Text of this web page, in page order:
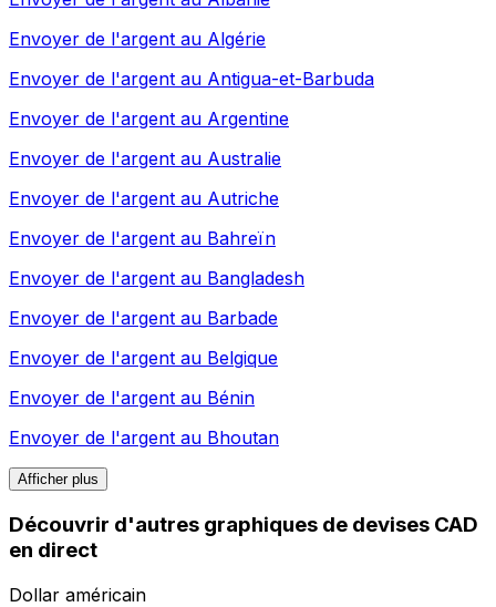
Envoyer de l'argent au Algérie
Envoyer de l'argent au Antigua-et-Barbuda
Envoyer de l'argent au Argentine
Envoyer de l'argent au Australie
Envoyer de l'argent au Autriche
Envoyer de l'argent au Bahreïn
Envoyer de l'argent au Bangladesh
Envoyer de l'argent au Barbade
Envoyer de l'argent au Belgique
Envoyer de l'argent au Bénin
Envoyer de l'argent au Bhoutan
Afficher plus
Découvrir d'autres graphiques de devises CAD
en direct
Dollar américain